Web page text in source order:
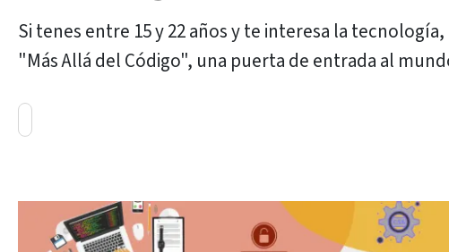
Si tenes entre 15 y 22 años y te interesa la
"Más Allá del Código", una puerta de entrada al